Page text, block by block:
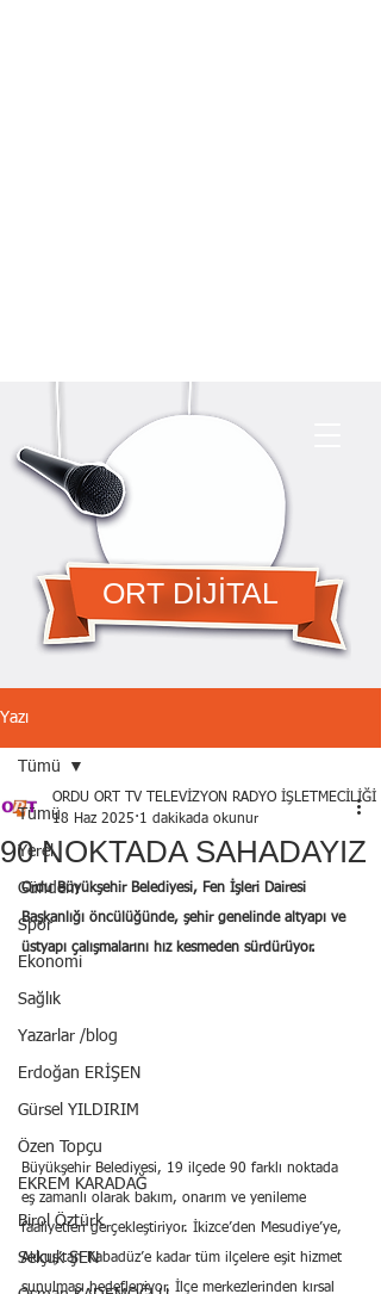
ORT DİJİTAL
Yazı
Tümü
Yerel
Gündem
Spor
Ekonomi
Sağlık
Yazarlar /blog
Erdoğan ERİŞEN
Gürsel YILDIRIM
Özen Topçu
EKREM KARADAĞ
Birol Öztürk
Selçuk ŞEN
Tümü
90 NOKTADA SAHADAYIZ
ORDU ORT TV TELEVİZYON RADYO İŞLETMECİLİĞİ
18 Haz 2025 1 dakikada okunur
Ordu Büyükşehir Belediyesi, Fen İşleri Dairesi
Başkanlığı öncülüğünde, şehir genelinde altyapı ve
üstyapı çalışmalarını hız kesmeden sürdürüyor.
Büyükşehir Belediyesi, 19 ilçede 90 farklı noktada
eş zamanlı olarak bakım, onarım ve yenileme
faaliyetleri gerçekleştiriyor. İkizce’den Mesudiye’ye,
Akkuş’tan Kabadüz’e kadar tüm ilçelere eşit hizmet
sunulması hedefleniyor. İlçe merkezlerinden kırsal